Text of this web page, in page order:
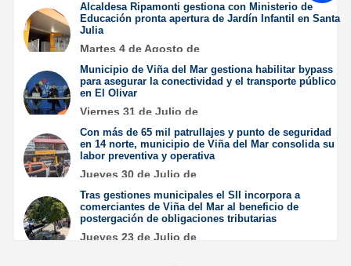
Alcaldesa Ripamonti gestiona con Ministerio de
Educación pronta apertura de Jardín Infantil en Santa
Julia
Martes 4 de Agosto de
Municipio de Viña del Mar gestiona habilitar bypass
para asegurar la conectividad y el transporte público
en El Olivar
Viernes 31 de Julio de
Con más de 65 mil patrullajes y punto de seguridad
en 14 norte, municipio de Viña del Mar consolida su
labor preventiva y operativa
Jueves 30 de Julio de
Tras gestiones municipales el SII incorpora a
comerciantes de Viña del Mar al beneficio de
postergación de obligaciones tributarias
Jueves 23 de Julio de